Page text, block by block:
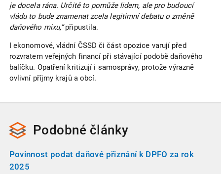
je docela rána. Určitě to pomůže lidem, ale pro budoucí
vládu to bude znamenat zcela legitimní debatu o změně
daňového mixu,”připustila.
I ekonomové, vládní ČSSD či část opozice varují před
rozvratem veřejných financí při stávající podobě daňového
balíčku. Opatření kritizují i samosprávy, protože výrazně
ovlivní příjmy krajů a obcí.
Podobné články
Povinnost podat daňové přiznání k DPFO za rok
2025